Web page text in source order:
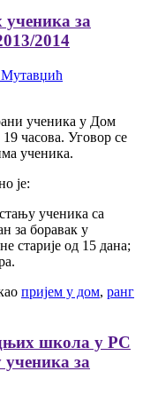
за
2014
ученика у Дом
часова. Уговор се
ученика.
је:
ученика са
за боравак у
старије од 15 дана;
пријем у дом, ранг
школа у РС
ученика за